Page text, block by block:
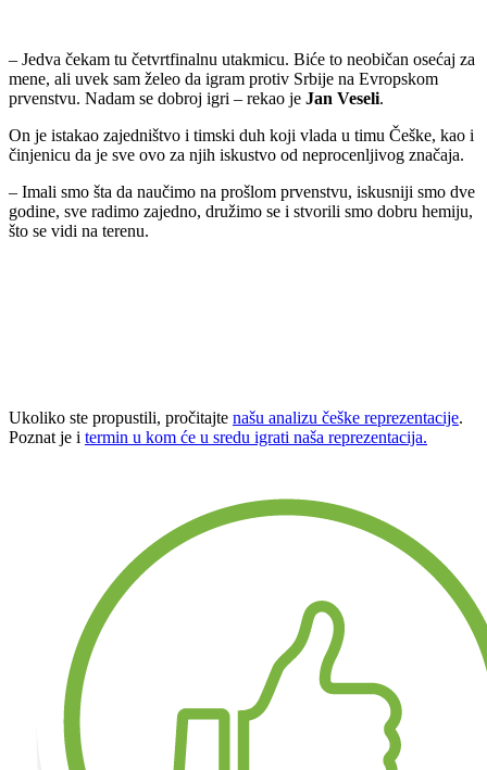
– Jedva čekam tu četvrtfinalnu utakmicu. Biće to neobičan osećaj za
mene, ali uvek sam želeo da igram protiv Srbije na Evropskom
prvenstvu. Nadam se dobroj igri – rekao je Jan Veseli.
On je istakao zajedništvo i timski duh koji vlada u timu Češke, kao i
činjenicu da je sve ovo za njih iskustvo od neprocenljivog značaja.
– Imali smo šta da naučimo na prošlom prvenstvu, iskusniji smo dve
godine, sve radimo zajedno, družimo se i stvorili smo dobru hemiju,
što se vidi na terenu.
Ukoliko ste propustili, pročitajte našu analizu češke reprezentacije.
Poznat je i termin u kom će u sredu igrati naša reprezentacija.